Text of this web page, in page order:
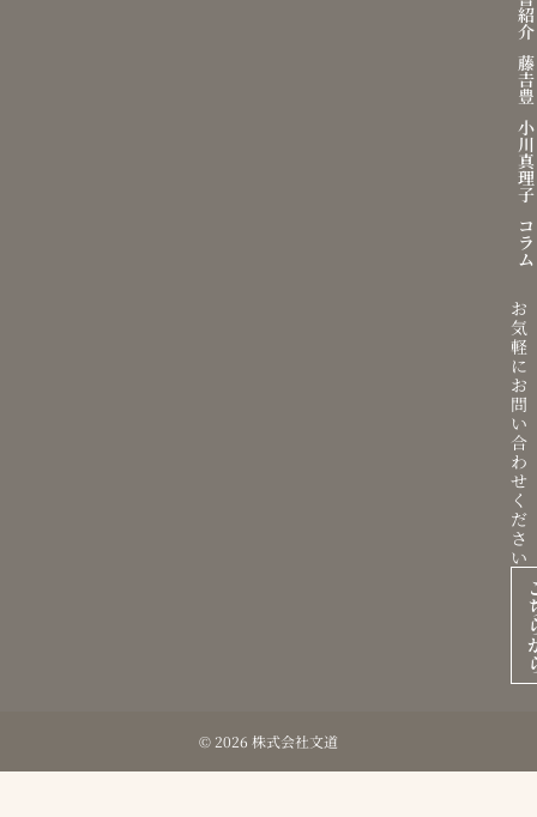
紹
介
藤
𠮷
豊
小
川
真
理
子
コ
ラ
ム
お
気
軽
に
お
問
い
合
わ
せ
く
だ
さ
い
© 2026 株式会社文道